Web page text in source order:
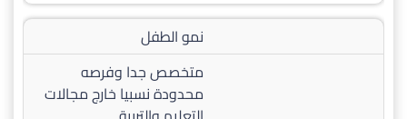
نمو الطفل
متخصص جدا وفرصه
محدودة نسبيا خارج مجالات